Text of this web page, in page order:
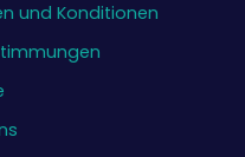
und Konditionen